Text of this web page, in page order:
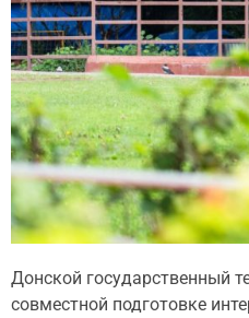
Донской государственный
совместной подготовке